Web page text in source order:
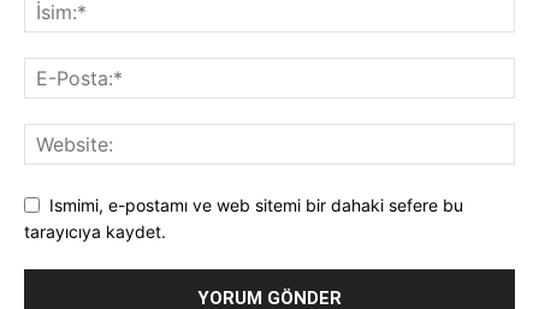
Ismimi, e-postamı ve web sitemi bir dahaki sefere bu
tarayıcıya kaydet.